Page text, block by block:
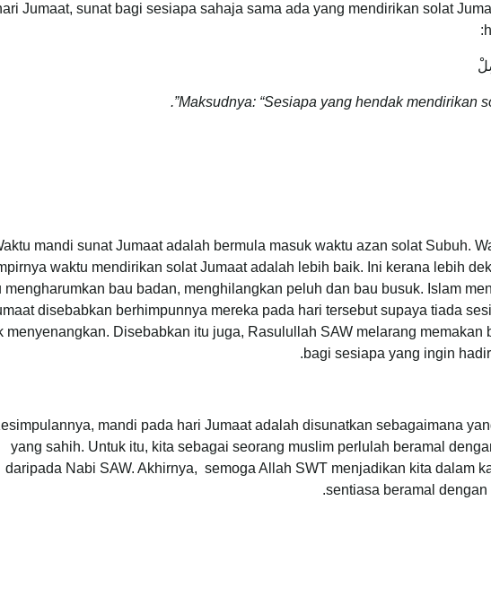
Jumaat, sunat bagi sesiapa sahaja sama ada yang mendirikan solat
Maksudnya: “Sesiapa yang hendak mendirikan
mandi sunat Jumaat adalah bermula masuk waktu azan solat Subuh.
waktu mendirikan solat Jumaat adalah lebih baik. Ini kerana lebih
mengharumkan bau badan, menghilangkan peluh dan bau busuk. Islam
disebabkan berhimpunnya mereka pada hari tersebut supaya tiada
menyenangkan. Disebabkan itu juga, Rasulullah SAW melarang memakan
bagi sesiapa yang ingin
mandi pada hari Jumaat adalah disunatkan sebagaimana
yang sahih. Untuk itu, kita sebagai seorang muslim perlulah beramal
daripada Nabi SAW. Akhirnya, semoga Allah SWT menjadikan kita dalam
sentiasa beramal dengan